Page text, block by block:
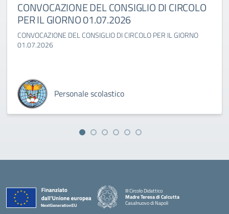
CONVOCAZIONE DEL CONSIGLIO DI CIRCOLO
PER IL GIORNO 01.07.2026
CONVOCAZIONE DEL CONSIGLIO DI CIRCOLO PER IL GIORNO
01.07.2026
Personale scolastico
III Circolo Didattico
Madre Teresa di Calcutta
Casalnuovo di Napoli
— Visita la pagina iniziale della scuola